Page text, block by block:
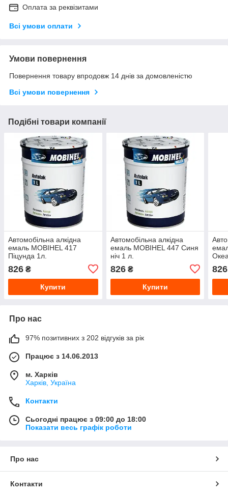
Оплата за реквізитами
Всі умови оплати
Умови повернення
Повернення товару впродовж 14 днів за домовленістю
Всі умови повернення
Подібні товари компанії
Автомобільна алкідна
емаль MOBIHEL 417
Піцунда 1л.
826 ₴
Купити
Автомобільна алкідна
емаль MOBIHEL 447 Синя
ніч 1 л.
826₴
Купити
826
Про нас
97% позитивних з 202 відгуків за рік
Працює з 14.06.2013
м. Харків
Харків, Україна
Контакти
Сьогодні працює з 09:00 до 18:00
Показати весь графік роботи
Про нас
Контакти